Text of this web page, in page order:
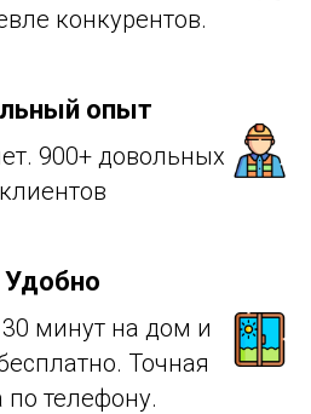
конкурентов.
опыт
900+ довольных
клиентов
Удобно
минут на дом и
Точная
по телефону.